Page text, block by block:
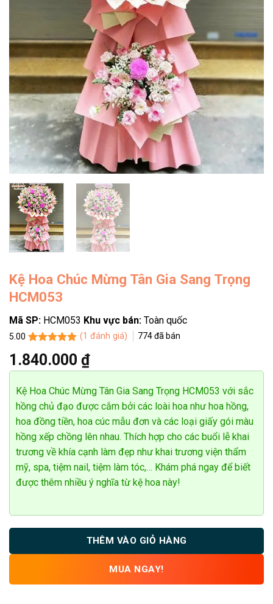
Kệ Hoa Chúc Mừng Tân Gia Sang Trọng
HCM053
Mã SP: HCM053 Khu vực bán: Toàn quốc
5.00
5.00 trên 5
dựa trên
đánh giá
(1 đánh giá) 774đã bán
1.840.000 ₫
Kệ Hoa Chúc Mừng Tân Gia Sang Trọng HCM053 với sắc
hồng chủ đạo được cắm bởi các loài hoa như hoa hồng,
hoa đồng tiền, hoa cúc mẫu đơn và các loại giấy gói màu
hồng xếp chồng lên nhau. Thích hợp cho các buổi lễ khai
trương về khía cạnh làm đẹp như khai trương viện thẩm
mỹ, spa, tiệm nail, tiệm làm tóc,… Khám phá ngay để biết
được thêm nhiều ý nghĩa từ kệ hoa này!
THÊM VÀO GIỎ HÀNG
MUA NGAY!
0971******Đặt hàng thành công